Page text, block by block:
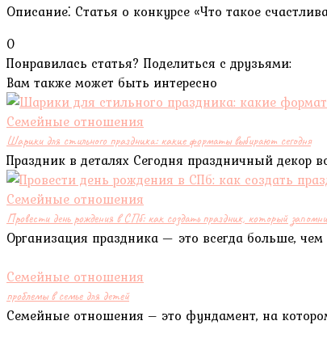
Описание⁚ Статья о конкурсе «Что такое
0
Понравилась статья? Поделиться с друзьями:
Вам также может быть интересно
Семейные отношения
Шарики для стильного праздника: какие форматы выбирают сегодня
Праздник в деталях Сегодня праздничный декор
Семейные отношения
Провести день рождения в СПб: как создать праздник, который
Организация праздника — это всегда больше,
Семейные отношения
проблемы в семье для детей
Семейные отношения – это фундамент, на